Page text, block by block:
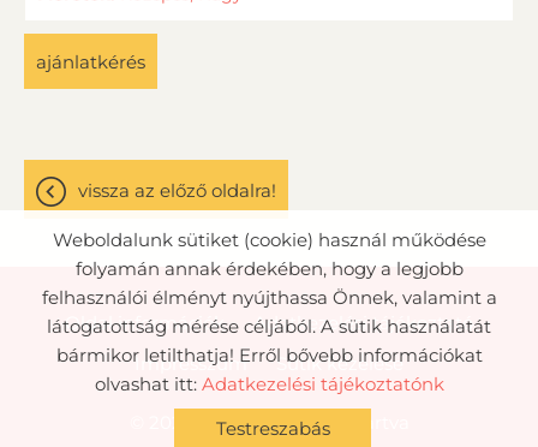
ajánlatkérés
vissza az előző oldalra!
© 2026 - Minden jog fenntartva
Oldal információk
Adatkezelési tájékoztató
Impresszum
Sütik kezelése
Testreszabás
Weboldalunk sütiket (cookie) használ működése
folyamán annak érdekében, hogy a legjobb
felhasználói élményt nyújthassa Önnek, valamint a
látogatottság mérése céljából. A sütik használatát
bármikor letilthatja! Erről bővebb információkat
olvashat itt: Adatkezelési tájékoztatónk